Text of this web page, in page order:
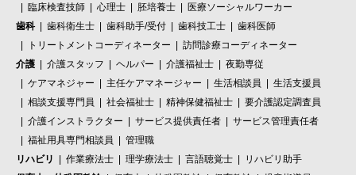
臨床検査技師
心理士 胚培養士
医療ソーシャルワーカー
歯科
歯科衛生士 歯科助手/受付 歯科技工士
歯科医師
トリートメントコーディネーター
訪問診療コーディネーター
介護
介護スタッフ ヘルパー 介護福祉士
夜勤専従
ケアマネジャー
主任ケアマネージャー 生活相談員
生活支援員
相談支援専門員
社会福祉士 精神保健福祉士
要介護認定調査員
介護インストラクター
サービス提供責任者
サービス管理責任者
福祉用具専門相談員
管理職
リハビリ
作業療法士 理学療法士 言語聴覚士
リハビリ助手